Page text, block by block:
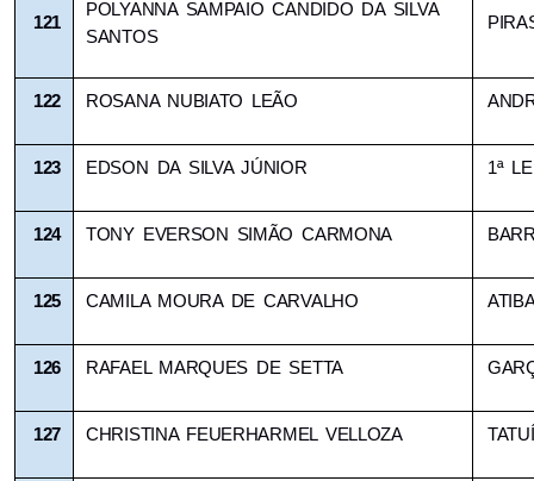
121
POLYANNA SAMPAIO CANDIDO DA SILVA
SANTOS
122 ROSANA NUBIATO LEÃO
123 EDSON DA SILVA JÚNIOR 1ª
124 TONY EVERSON SIMÃO CARMONA
125 CAMILA MOURA DE CARVALHO
126 RAFAEL MARQUES DE SETTA
127 CHRISTINA FEUERHARMEL VELLOZA TATUÍ